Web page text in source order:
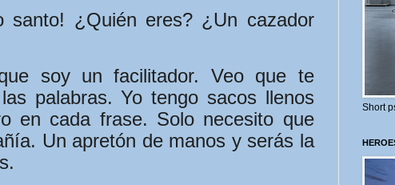
santo! ¿Quién eres? ¿Un cazador
soy un facilitador. Veo que te
palabras. Yo tengo sacos llenos
en cada frase. Solo necesito que
Un apretón de manos y serás la
Short